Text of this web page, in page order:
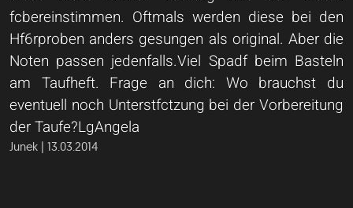
fcbereinstimmen. Oftmals werden diese bei den
Hf6rproben anders gesungen als original. Aber die
Noten passen jedenfalls.Viel Spadf beim Basteln
am Taufheft. Frage an dich: Wo brauchst du
eventuell noch Unterstfctzung bei der Vorbereitung
der Taufe?LgAngela
Junek | 13.03.2014